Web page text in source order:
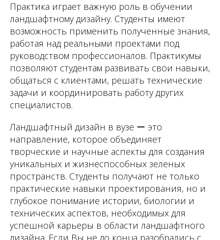
Практика играет важную роль в обучении
ландшафтному дизайну. Студенты имеют
возможность применить полученные знания,
работая над реальными проектами под
руководством профессионалов. Практикумы
позволяют студентам развивать свои навыки,
общаться с клиентами, решать технические
задачи и координировать работу других
специалистов.
Ландшафтный дизайн в вузе ー это
направление, которое объединяет
творческие и научные аспекты для создания
уникальных и жизнеспособных зеленых
пространств. Студенты получают не только
практические навыки проектирования, но и
глубокое понимание истории, биологии и
технических аспектов, необходимых для
успешной карьеры в области ландшафтного
дизайна. Если Вы не до конца разобрались с